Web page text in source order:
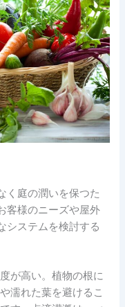
く庭の潤いを保つた
客様のニーズや屋外
システムを検討する
が高い。植物の根に
濡れた葉を避けるこ